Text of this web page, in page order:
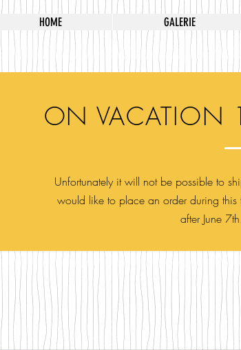
HOME GALERIE
ON VACATION
Unfortunately it will not be possible to
would like to place an order during
after June